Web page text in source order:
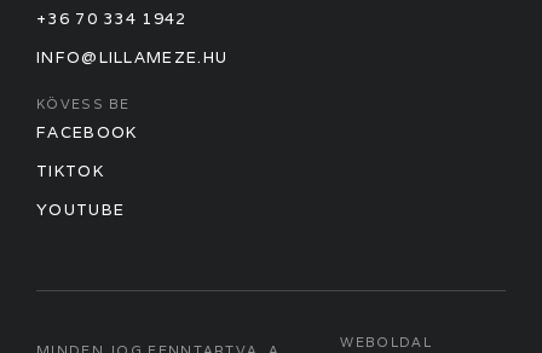
+36 70 334 1942
INFO@LILLAMEZE.HU
KÖVESS BE
FACEBOOK
TIKTOK
YOUTUBE
WEBOLDAL